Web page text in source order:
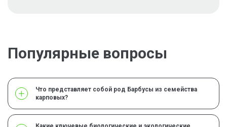
Популярные вопросы
Что представляет собой род Барбусы из семейства
карповых?